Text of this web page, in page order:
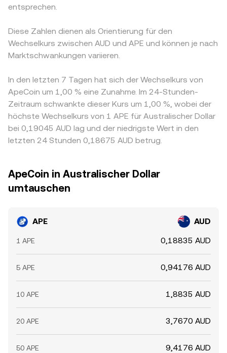
entsprechen.
Diese Zahlen dienen als Orientierung für den
Wechselkurs zwischen AUD und APE und können je nach
Marktschwankungen variieren.
In den letzten 7 Tagen hat sich der Wechselkurs von
ApeCoin um 1,00 % eine Zunahme. Im 24-Stunden-
Zeitraum schwankte dieser Kurs um 1,00 %, wobei der
höchste Wechselkurs von 1 APE für Australischer Dollar
bei 0,19045 AUD lag und der niedrigste Wert in den
letzten 24 Stunden 0,18675 AUD betrug.
ApeCoin in Australischer Dollar
umtauschen
APE AUD
1 APE 0,18835 AUD
5 APE 0,94176 AUD
10 APE 1,8835 AUD
20 APE 3,7670 AUD
50 APE 9,4176 AUD